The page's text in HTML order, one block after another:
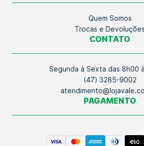
Quem Somos
Trocas e Devoluções
CONTATO
Segunda à Sexta das 8h00
(47) 3285-9002
PAGAMENTO